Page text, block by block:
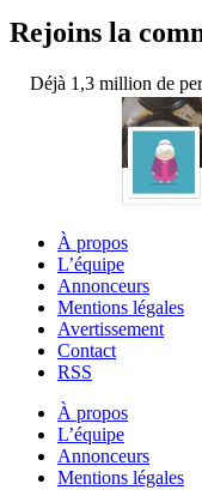
Rejoins la
Déjà 1,3 million de
À propos
L’équipe
Annonceurs
Mentions légales
Avertissement
Contact
RSS
À propos
L’équipe
Annonceurs
Mentions légales